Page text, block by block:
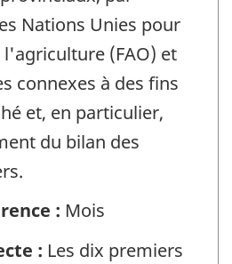
Nations Unies pour
(FAO) et
connexes à des fins
et, en particulier,
du bilan des
: Mois
: Les dix premiers